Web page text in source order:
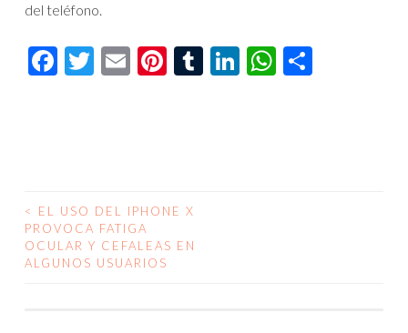
del teléfono.
Facebook
Twitter
EmailPinterest
Tumblr
LinkedIn
NAVEGACIÓN
DE
<
EL USO DEL IPHONE X
PROVOCA FATIGA
OCULAR Y CEFALEAS EN
ALGUNOS USUARIOS